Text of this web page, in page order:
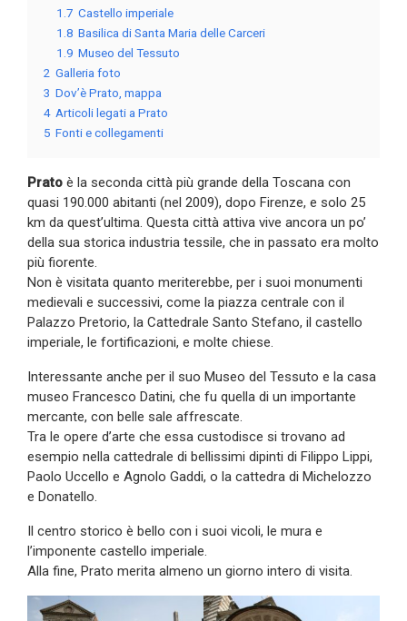
1.7 Castello imperiale
1.8 Basilica di Santa Maria delle Carceri
1.9 Museo del Tessuto
2 Galleria foto
3 Dov’è Prato, mappa
4 Articoli legati a Prato
5 Fonti e collegamenti
Prato è la seconda città più grande della Toscana con
quasi 190.000 abitanti (nel 2009), dopo Firenze, e solo 25
km da quest’ultima. Questa città attiva vive ancora un po’
della sua storica industria tessile, che in passato era molto
più fiorente.
Non è visitata quanto meriterebbe, per i suoi monumenti
medievali e successivi, come la piazza centrale con il
Palazzo Pretorio, la Cattedrale Santo Stefano, il castello
imperiale, le fortificazioni, e molte chiese.
Interessante anche per il suo Museo del Tessuto e la casa
museo Francesco Datini, che fu quella di un importante
mercante, con belle sale affrescate.
Tra le opere d’arte che essa custodisce si trovano ad
esempio nella cattedrale di bellissimi dipinti di Filippo Lippi,
Paolo Uccello e Agnolo Gaddi, o la cattedra di Michelozzo
e Donatello.
Il centro storico è bello con i suoi vicoli, le mura e
l’imponente castello imperiale.
Alla fine, Prato merita almeno un giorno intero di visita.